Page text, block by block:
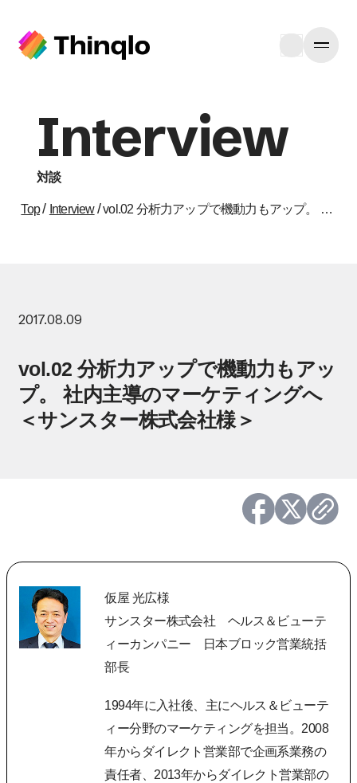
Interview
対談
Top/ Interview/ vol.02 分析力アップで機動力もアップ。 社内主導のマーケティングへ＜サンスター株式会社様＞
2017.08.09
vol.02 分析力アップで機動力もアッ
プ。 社内主導のマーケティングへ
＜サンスター株式会社様＞
仮屋 光広様
サンスター株式会社 ヘルス＆ビューテ
ィーカンパニー 日本ブロック営業統括
部長
1994年に入社後、主にヘルス＆ビューテ
ィー分野のマーケティングを担当。2008
年からダイレクト営業部で企画系業務の
責任者、2013年からダイレクト営業部の